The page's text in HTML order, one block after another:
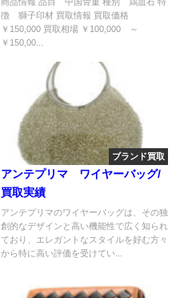
徴 獅子印材 買取情報 買取価格
￥150,000 買取相場 ￥100,000 ～
￥150,00...
ブランド買取
アンテプリマ ワイヤーバッグ/
買取実績
アンテプリマのワイヤーバッグは、その独
創的なデザインと高い機能性で広く知られ
ており、エレガントなスタイルを好む方々
から特に高い評価を受けてい...